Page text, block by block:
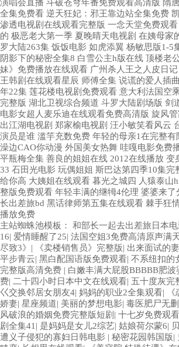
主站蜘蛛池模板： 和部长一起去出差旅日本
16| 爱情睡醒了25| 法国空姐3免费高清原声满
尽致3》 | 《卖楼销售员》完整版| 出来面试的
平步青云| 黑白配国语版免费观看| 不系纽扣的
完整版高清免费 | 白嫩丰满大屁股BBBBB肥波
费| 二十四小时日本中文在线观看| 五十度灰完
巜交换邻居女朋友4| 妈妈的职业2全集观看|
娇妻| 星座频道| 美丽的梦想电影| 毒医肥尸无
风破浪的婚姻免费完整版短剧 | 十七岁免费观
剧全集41 | 是妈妈是女儿2综艺| 姑娘荷尔蒙6|
遭义子侵犯的寡妇日韩电影 | 秘密花园韩国版|